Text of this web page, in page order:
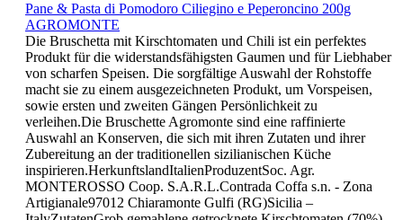
Pane & Pasta di Pomodoro Ciliegino e Peperoncino 200g
AGROMONTE
Die Bruschetta mit Kirschtomaten und Chili ist ein perfektes
Produkt für die widerstandsfähigsten Gaumen und für Liebhaber
von scharfen Speisen. Die sorgfältige Auswahl der Rohstoffe
macht sie zu einem ausgezeichneten Produkt, um Vorspeisen,
sowie ersten und zweiten Gängen Persönlichkeit zu
verleihen.Die Bruschette Agromonte sind eine raffinierte
Auswahl an Konserven, die sich mit ihren Zutaten und ihrer
Zubereitung an der traditionellen sizilianischen Küche
inspirieren.HerkunftslandItalienProduzentSoc. Agr.
MONTEROSSO Coop. S.A.R.L.Contrada Coffa s.n. - Zona
Artigianale97012 Chiaramonte Gulfi (RG)Sicilia –